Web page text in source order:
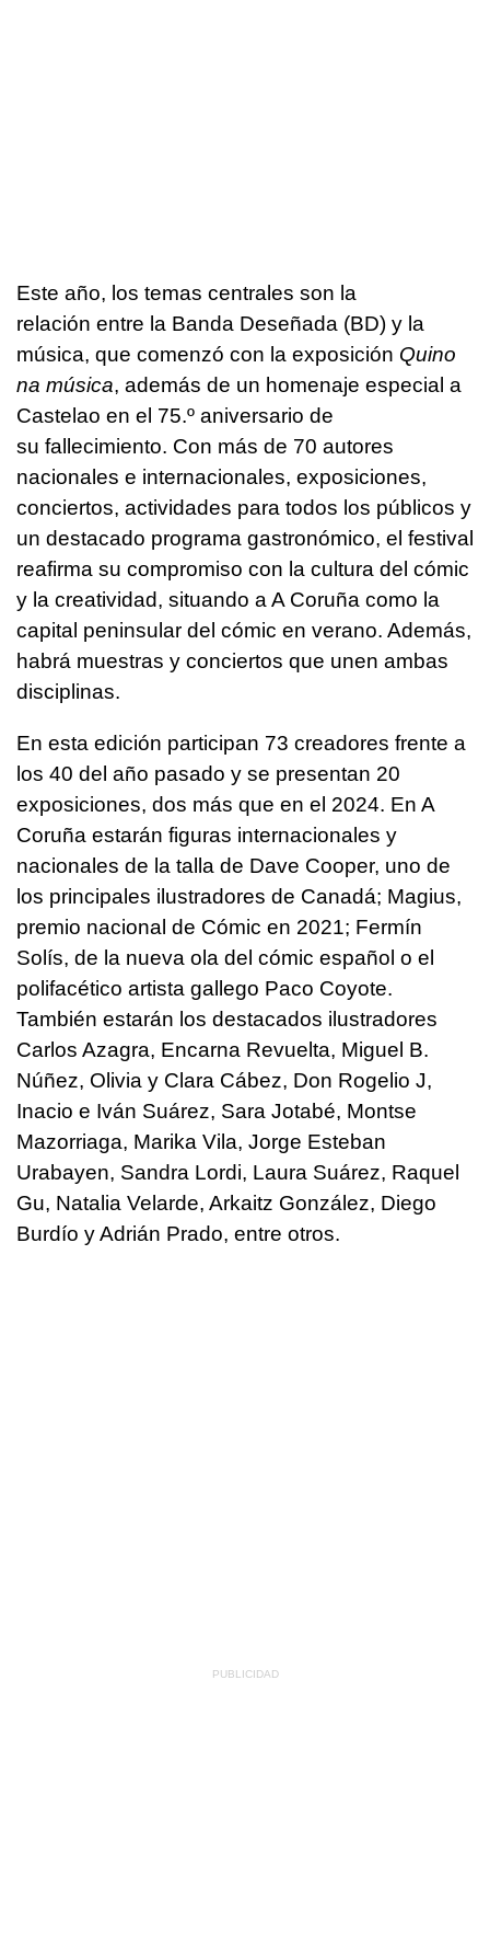
Este año, los temas centrales son la
relación entre la Banda Deseñada (BD) y la
música, que comenzó con la exposición Quino
na música, además de un homenaje especial a
Castelao en el 75.º aniversario de
su fallecimiento. Con más de 70 autores
nacionales e internacionales, exposiciones,
conciertos, actividades para todos los públicos y
un destacado programa gastronómico, el festival
reafirma su compromiso con la cultura del cómic
y la creatividad, situando a A Coruña como la
capital peninsular del cómic en verano. Además,
habrá muestras y conciertos que unen ambas
disciplinas.
En esta edición participan 73 creadores frente a
los 40 del año pasado y se presentan 20
exposiciones, dos más que en el 2024. En A
Coruña estarán figuras internacionales y
nacionales de la talla de Dave Cooper, uno de
los principales ilustradores de Canadá; Magius,
premio nacional de Cómic en 2021; Fermín
Solís, de la nueva ola del cómic español o el
polifacético artista gallego Paco Coyote.
También estarán los destacados ilustradores
Carlos Azagra, Encarna Revuelta, Miguel B.
Núñez, Olivia y Clara Cábez, Don Rogelio J,
Inacio e Iván Suárez, Sara Jotabé, Montse
Mazorriaga, Marika Vila, Jorge Esteban
Urabayen, Sandra Lordi, Laura Suárez, Raquel
Gu, Natalia Velarde, Arkaitz González, Diego
Burdío y Adrián Prado, entre otros.